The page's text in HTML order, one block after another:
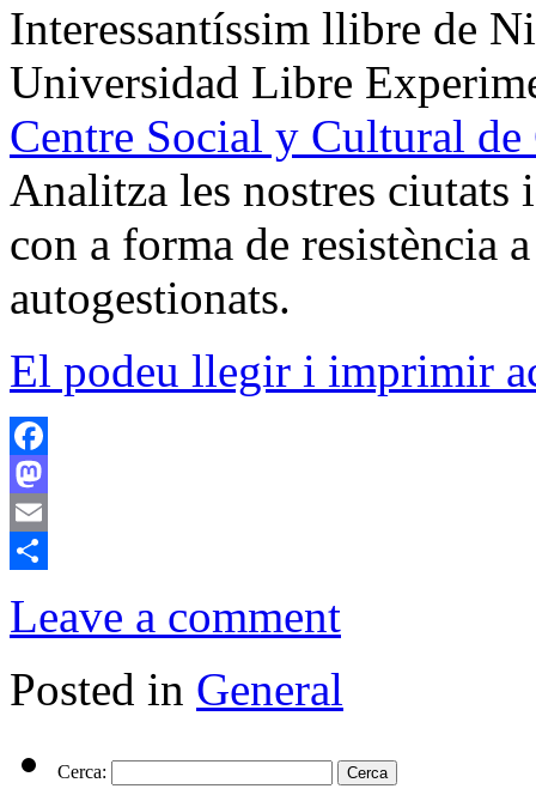
Interessantíssim llibre de
Universidad Libre
Centre Social y Cultural
Analitza les nostres ciutats
con a forma de resistència
autogestionats.
El podeu llegir i imprimir
Facebook
Mastodon
Email
Leave a comment
Posted in General
Cerca: